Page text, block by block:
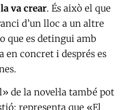
va crear. És això el que
d’un lloc a un altre
que es detingui amb
en concret i després es
de la novel·la també pot
representa que «El